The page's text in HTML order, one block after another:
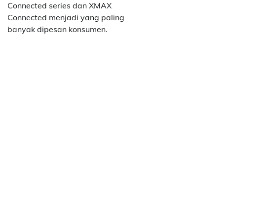
Connected series dan XMAX
Connected menjadi yang paling
banyak dipesan konsumen.